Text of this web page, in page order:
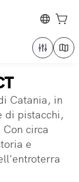
Catania, in
di pistacchi,
circa
e